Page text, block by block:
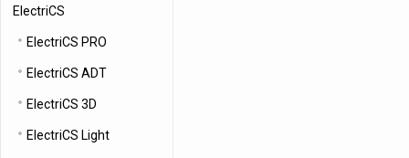
ElectriCS
ElectriCS PRO
ElectriCS ADT
ElectriCS 3D
ElectriCS Light